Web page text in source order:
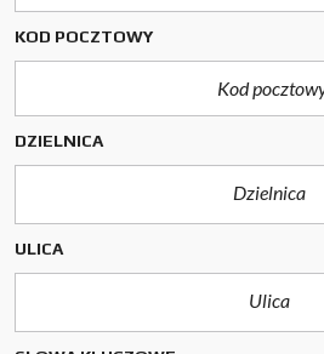
KOD POCZTOWY
DZIELNICA
Dzielnica
ULICA
Ulica